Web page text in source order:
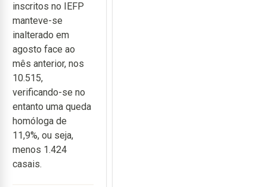
inscritos no IEFP
manteve-se
inalterado em
agosto face ao
mês anterior, nos
10.515,
verificando-se no
entanto uma queda
homóloga de
11,9%, ou seja,
menos 1.424
casais.